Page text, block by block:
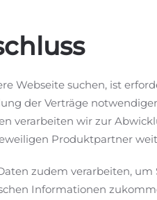
Webseite suchen, ist
der Verträge
verarbeiten wir zur
Produktpartner
zudem verarbeiten,
Informationen